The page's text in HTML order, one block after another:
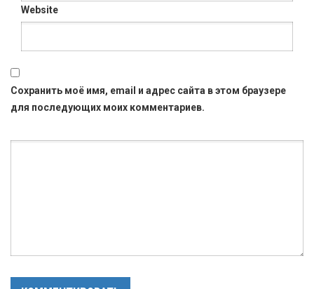
Website
Сохранить моё имя, email и адрес сайта в этом браузере
для последующих моих комментариев.